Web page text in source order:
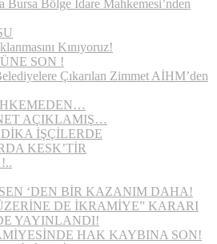
Bursa Bölge İdare Mahkemesi’nden
Kınıyoruz!
SON !
Çıkarılan Zimmet AİHM’den
AÇIKLAMIŞ…
İŞÇİLERDE
KESK’TİR
‘DEN BİR KAZANIM DAHA!
DE İKRAMİYE” KARARI
YAYINLANDI!
HAK KAYBINA SON!